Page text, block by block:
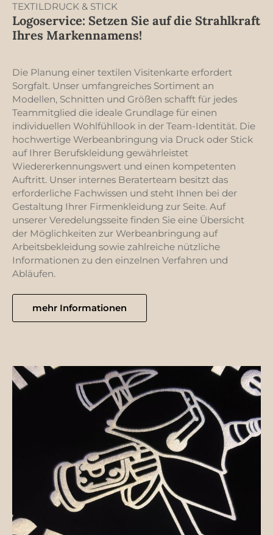
TEXTILDRUCK & STICK
Logoservice: Setzen Sie auf die Strahlkraft
Ihres Markennamens!
Die Planung einer textilen Visitenkarte erfordert
Sorgfalt. Unser umfangreiches Sortiment an
Modellen, Schnitten und Größen schafft für jedes
Teammitglied die ideale Grundlage für einen
individuellen Wohlfühllook in der Team-Identität. Die
hochwertige Werbeanbringung via Druck oder Stick
auf Ihrer Berufskleidung gewährleistet
Wiedererkennungswert und einen kompetenten
Auftritt. Unser internes Beraterteam besitzt das
erforderliche Fachwissen und steht Ihnen bei der
Gestaltung Ihrer Firmenkleidung zur Seite. Auf
unserer Veredelungsseite finden Sie eine Übersicht
der Möglichkeiten zur Werbeanbringung auf
Arbeitsbekleidung sowie zahlreiche nützliche
Informationen zu den einzelnen Verfahren und
Abläufen.
mehr Informationen